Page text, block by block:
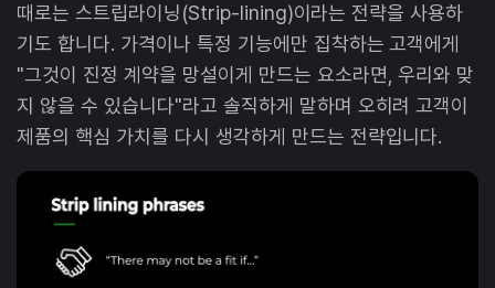
때로는 스트립라이닝(Strip-lining)이라는 전략을 사용하
기도 합니다. 가격이나 특정 기능에만 집착하는 고객에게
"그것이 진정 계약을 망설이게 만드는 요소라면, 우리와 맞
지 않을 수 있습니다"라고 솔직하게 말하며 오히려 고객이
제품의 핵심 가치를 다시 생각하게 만드는 전략입니다.